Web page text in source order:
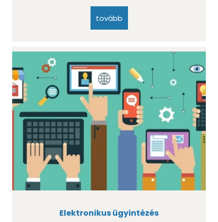
tovább
Elektronikus ügyintézés